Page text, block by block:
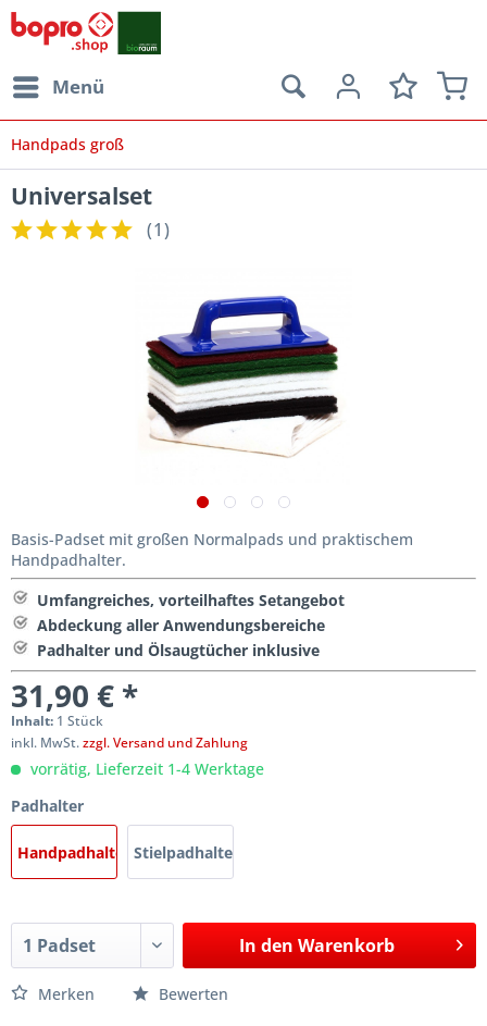
Menü
Handpads groß
Universalset
(1)
Basis-Padset mit großen Normalpads und praktischem
Handpadhalter.
Umfangreiches, vorteilhaftes Setangebot
Abdeckung aller Anwendungsbereiche
Padhalter und Ölsaugtücher inklusive
31,90 € *
Inhalt: 1 Stück
inkl. MwSt.zzgl. Versand und Zahlung
vorrätig, Lieferzeit 1-4 Werktage
Padhalter
Handpadhalter Stielpadhalter
In den Warenkorb
Merken Bewerten